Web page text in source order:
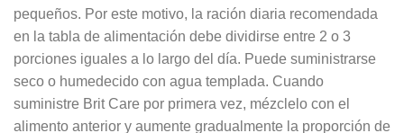
pequeños. Por este motivo, la ración diaria recomendada
en la tabla de alimentación debe dividirse entre 2 o 3
porciones iguales a lo largo del día. Puede suministrarse
seco o humedecido con agua templada. Cuando
suministre Brit Care por primera vez, mézclelo con el
alimento anterior y aumente gradualmente la proporción de